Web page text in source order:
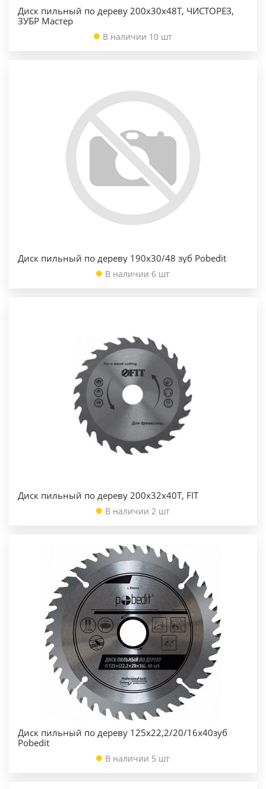
Диск пильный по дереву 200х30х48Т, ЧИСТОРЕЗ,
ЗУБР Мастер
В наличии 10 шт
Диск пильный по дереву 190х30/48 зуб Pobedit
В наличии 6 шт
Диск пильный по дереву 200х32х40Т, FIT
В наличии 2 шт
Диск пильный по дереву 125х22,2/20/16х40зуб
Pobedit
В наличии 5 шт